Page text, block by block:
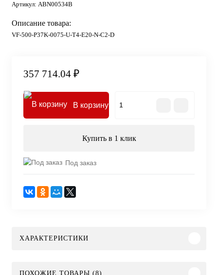
Артикул: ABN00534B
Описание товара:
VF-500-P37K-0075-U-T4-E20-N-C2-D
357 714.04 ₽
В корзину
Купить в 1 клик
Под заказ
ХАРАКТЕРИСТИКИ
ПОХОЖИЕ ТОВАРЫ (8)